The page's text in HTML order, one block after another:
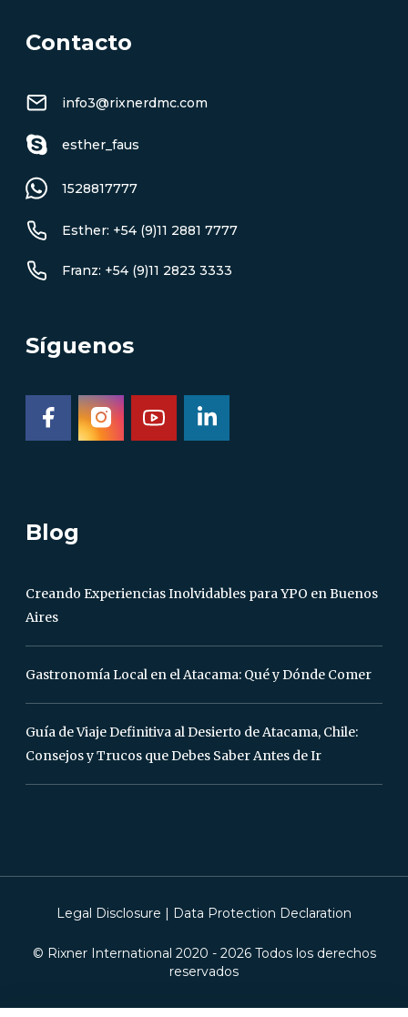
Contacto
info3@rixnerdmc.com
esther_faus
1528817777
Esther: +54 (9)11 2881 7777
Franz: +54 (9)11 2823 3333
Síguenos
Blog
Creando Experiencias Inolvidables para YPO en Buenos
Aires
Gastronomía Local en el Atacama: Qué y Dónde Comer
Guía de Viaje Definitiva al Desierto de Atacama, Chile:
Consejos y Trucos que Debes Saber Antes de Ir
© Rixner International 2020 - 2026Todos los derechos
reservados
Legal Disclosure | Data Protection Declaration